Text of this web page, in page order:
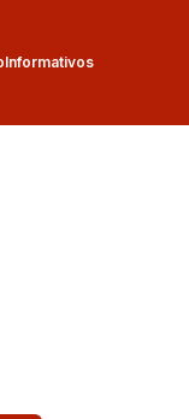
Informativos